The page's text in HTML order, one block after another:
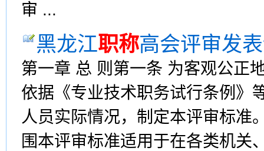
审 ...
黑龙江职称高会评审发
第一章 总 则第一条 为客观公正
依据《专业技术职务试行条例》
人员实际情况，制定本评审标准
围本评审标准适用于在各类机关